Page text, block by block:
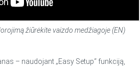
žiūrėkite vaizdo medžiagoje (EN)
– naudojant „Easy Setup“ funkciją,